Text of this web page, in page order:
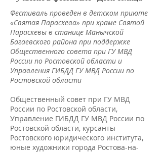
Фестиваль проведен в детском приюте
«Святая Параскева» при храме Святой
Параскевы в станице Манычской
Багаевского района при поддержке
Общественного совета при ГУ МВД
России по Ростовской области и
Управления ГИБДД ГУ МВД России по
Ростовской области
Общественный совет при ГУ МВД
России по Ростовской области,
Управление ГИБДД ГУ МВД России по
Ростовской области, курсанты
Ростовского юридического института,
юные художники города Ростова-на-